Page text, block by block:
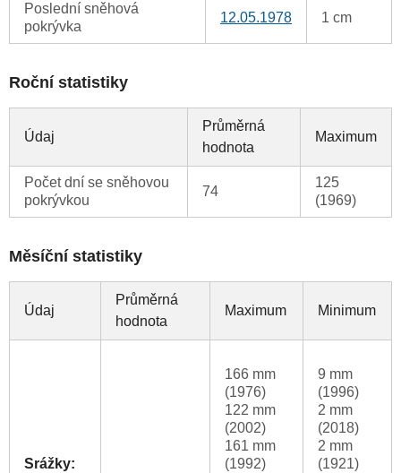
Poslední sněhová
pokrývka
12.05.1978 1 cm
Roční statistiky
Údaj
Průměrná
hodnota
Maximum
Počet dní se sněhovou
pokrývkou
74
125
(1969)
Měsíční statistiky
Údaj
Průměrná
hodnota
Maximum Minimum
Srážky:
166 mm
(1976)
122 mm
(2002)
161 mm
(1992)
9 mm
(1996)
2 mm
(2018)
2 mm
(1921)